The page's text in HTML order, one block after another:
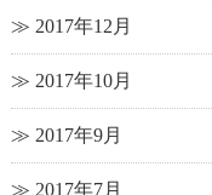
2017年12月
2017年10月
2017年9月
2017年7月